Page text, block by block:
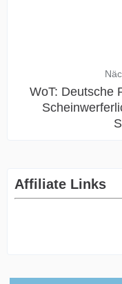
WoT: Deutsche
Affiliate Links